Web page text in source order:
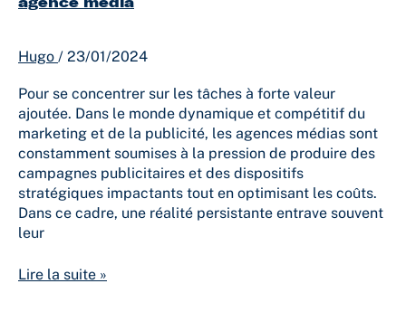
Hugo / 23/01/2024
Pour se concentrer sur les tâches à forte valeur
ajoutée. Dans le monde dynamique et compétitif du
marketing et de la publicité, les agences médias sont
constamment soumises à la pression de produire des
campagnes publicitaires et des dispositifs
stratégiques impactants tout en optimisant les coûts.
Dans ce cadre, une réalité persistante entrave souvent
leur
Lire la suite »